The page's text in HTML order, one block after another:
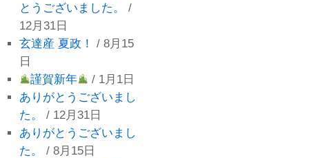
とうございました。
/
12月31日
玄達産 夏政！
/ 8月15
日
謹賀新年
/ 1月1日
ありがとうございまし
た。
/ 12月31日
ありがとうございまし
た。
/ 8月15日